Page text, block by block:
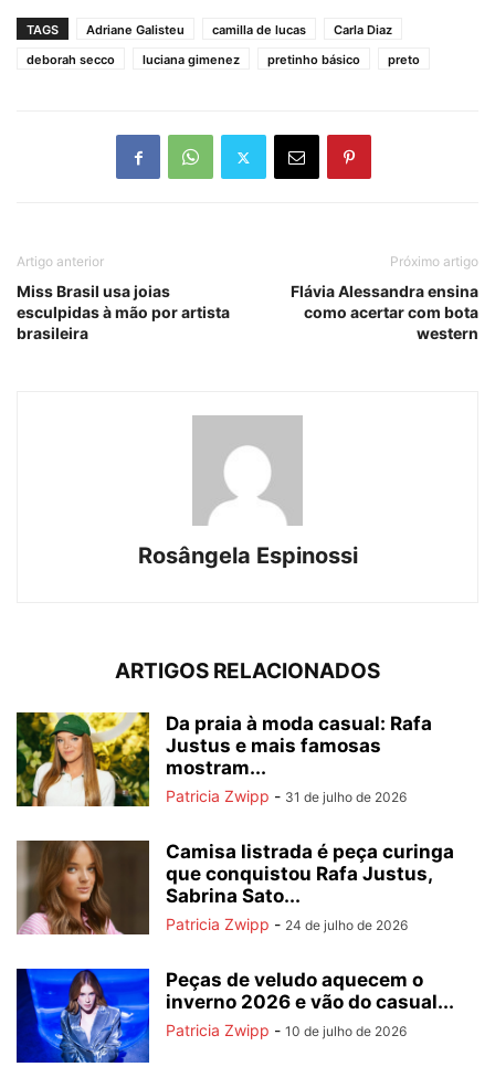
TAGS Adriane Galisteu camilla de lucas
Carla Diaz
deborah secco
luciana gimenez pretinho básico preto
Artigo anterior
Miss Brasil usa joias
esculpidas à mão por artista
brasileira
Próximo artigo
Flávia Alessandra ensina
como acertar com bota
western
Rosângela Espinossi
ARTIGOS RELACIONADOS
Da praia à moda casual: Rafa
Justus e mais famosas
mostram...
Patricia Zwipp - 31 de julho de 2026
Camisa listrada é peça curinga
que conquistou Rafa Justus,
Sabrina Sato...
Patricia Zwipp - 24 de julho de 2026
Peças de veludo aquecem o
inverno 2026 e vão do casual...
Patricia Zwipp - 10 de julho de 2026